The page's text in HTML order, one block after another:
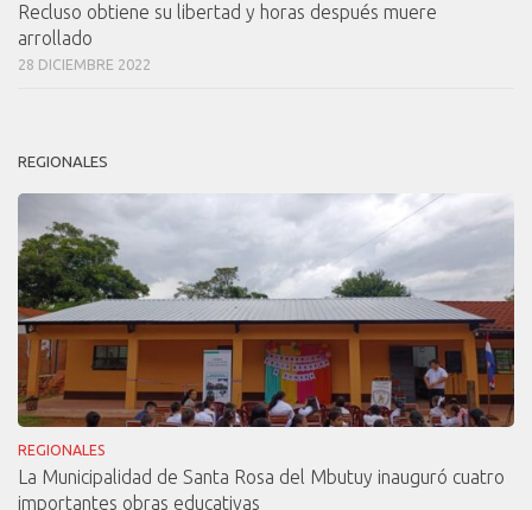
Recluso obtiene su libertad y horas después muere
arrollado
28 DICIEMBRE 2022
REGIONALES
REGIONALES
La Municipalidad de Santa Rosa del Mbutuy inauguró cuatro
importantes obras educativas